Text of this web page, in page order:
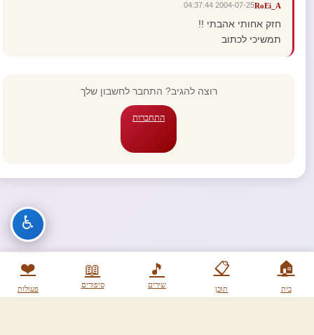
🏠
בית
📋
תוכן
🎵
שירים
📖
סיפורים
❤️
פעולות
RoEi_A
2004-07-25 04:37:44
חזק אחותי אהבתי !!
תמשיכי לכתוב
רוצה להגיב? התחבר לחשבון שלך
התחברות
♿